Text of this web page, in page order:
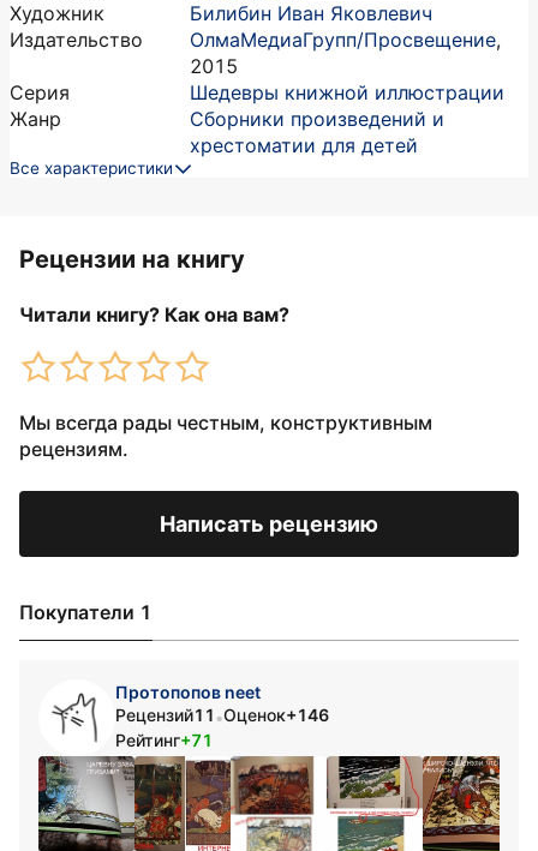
Художник
Билибин Иван Яковлевич
Издательство
ОлмаМедиаГрупп/Просвещение,
2015
Серия
Шедевры книжной иллюстрации
Жанр
Сборники произведений и
хрестоматии для детей
Все характеристики
Рецензии на книгу
Читали книгу? Как она вам?
Мы всегда рады честным, конструктивным
рецензиям.
Написать рецензию
Покупатели 1
Протопопов neet
Рецензий11 •Оценок+146
Рейтинг+71